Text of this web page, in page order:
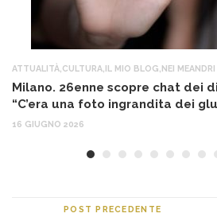
ATTUALITÀ CULTURA IL MIO BLOG NEI
Milano. 26enne scopre chat dei
“C’era una foto ingrandita dei
16 GIUGNO 2026
POST PRECEDENTE